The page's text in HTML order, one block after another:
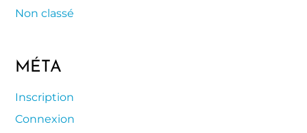
Non classé
MÉTA
Inscription
Connexion